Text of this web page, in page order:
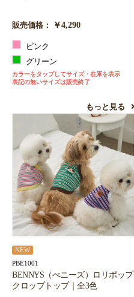
販売価格： ￥4,290
ピンク
グリーン
カラーをタップしてサイズ・在庫を表示
表記の無いサイズは販売終了
もっと見る
NEW
PBE1001
BENNYS（べニーズ）ロリポップ
クロップトップ｜全3色